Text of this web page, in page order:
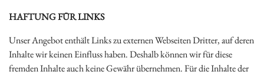
HAFTUNG FÜR LINKS
Unser Angebot enthält Links zu externen Webseiten Dritter, auf deren
Inhalte wir keinen Einfluss haben. Deshalb können wir für diese
fremden Inhalte auch keine Gewähr übernehmen. Für die Inhalte der